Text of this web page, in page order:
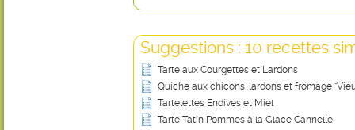
Suggestions : 10 recettes
Tarte aux Courgettes et Lardons
Quiche aux chicons, lardons et fromage
Tartelettes Endives et Miel
Tarte Tatin Pommes à la Glace Cannelle